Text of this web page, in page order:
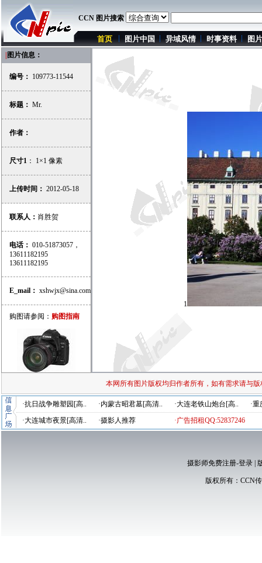
CCN 图片搜索
首页 图片中国 异域风情 时事资料 图
图片信息：
编号： 109773-11544
标题： Mr.
作者：
尺寸1 ： 1×1 像素
上传时间： 2012-05-18
联系人： 肖胜贺
电话： 010-51873057，
13611182195
13611182195
E_mail： xshwjx@sina.com
购图请参阅： 购图指南
1
本网所有图片版权均归作者所有，如有需求请与
·抗日战争雕塑园[高.. ·内蒙古昭君墓[高清.. ·大连老铁山炮台[高..
·
·大连城市夜景[高清..
·摄影人推荐 ·广告招租QQ:52837246
摄影师免费注册-登录|
版权所有： CCN